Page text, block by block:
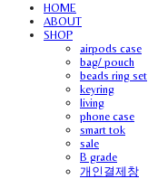
HOME
ABOUT
SHOP
airpods case
bag/ pouch
beads ring set
keyring
living
phone case
smart tok
sale
B grade
개인결제창